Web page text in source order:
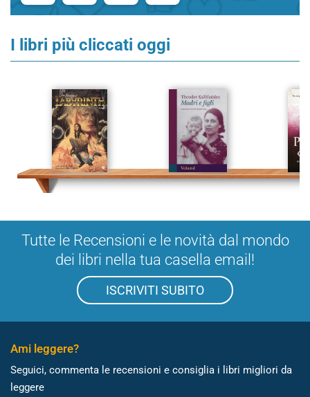
I libri più cliccati oggi
Tutte le Recensioni e le novità dal mondo
dei libri nella tua casella email!
ISCRIVITI SUBITO
Ami leggere?
Seguici, commenta le recensioni e consiglia i libri migliori da
leggere